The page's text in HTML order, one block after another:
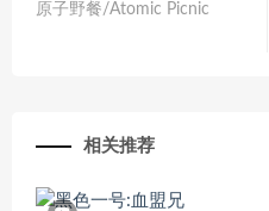
原子野餐/Atomic Picnic
相关推荐